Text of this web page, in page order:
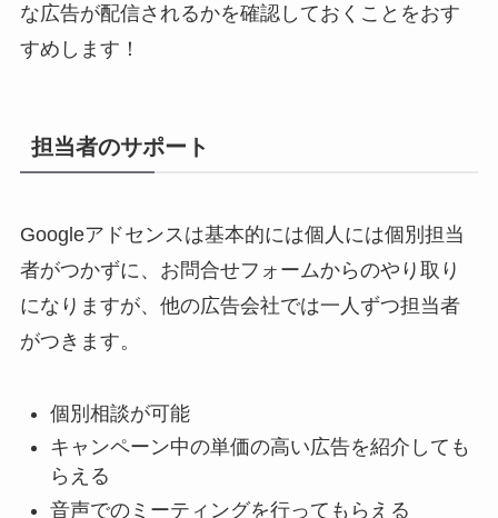
な広告が配信されるかを確認しておくことをおす
すめします！
担当者のサポート
Googleアドセンスは基本的には個人には個別担当
者がつかずに、お問合せフォームからのやり取り
になりますが、他の広告会社では一人ずつ担当者
がつきます。
個別相談が可能
キャンペーン中の単価の高い広告を紹介しても
らえる
音声でのミーティングを行ってもらえる